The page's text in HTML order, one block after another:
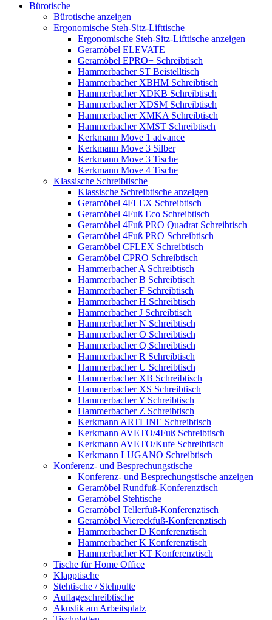
Bürotische
Bürotische anzeigen
Ergonomische Steh-Sitz-Lifttische
Ergonomische Steh-Sitz-Lifttische anzeigen
Geramöbel ELEVATE
Geramöbel EPRO+ Schreibtisch
Hammerbacher ST Beistelltisch
Hammerbacher XBHM Schreibtisch
Hammerbacher XDKB Schreibtisch
Hammerbacher XDSM Schreibtisch
Hammerbacher XMKA Schreibtisch
Hammerbacher XMST Schreibtisch
Kerkmann Move 1 advance
Kerkmann Move 3 Silber
Kerkmann Move 3 Tische
Kerkmann Move 4 Tische
Klassische Schreibtische
Klassische Schreibtische anzeigen
Geramöbel 4FLEX Schreibtisch
Geramöbel 4Fuß Eco Schreibtisch
Geramöbel 4Fuß PRO Quadrat Schreibtisch
Geramöbel 4Fuß PRO Schreibtisch
Geramöbel CFLEX Schreibtisch
Geramöbel CPRO Schreibtisch
Hammerbacher A Schreibtisch
Hammerbacher B Schreibtisch
Hammerbacher F Schreibtisch
Hammerbacher H Schreibtisch
Hammerbacher J Schreibtisch
Hammerbacher N Schreibtisch
Hammerbacher O Schreibtisch
Hammerbacher Q Schreibtisch
Hammerbacher R Schreibtisch
Hammerbacher U Schreibtisch
Hammerbacher XB Schreibtisch
Hammerbacher XS Schreibtisch
Hammerbacher Y Schreibtisch
Hammerbacher Z Schreibtisch
Kerkmann ARTLINE Schreibtisch
Kerkmann AVETO/4Fuß Schreibtisch
Kerkmann AVETO/Kufe Schreibtisch
Kerkmann LUGANO Schreibtisch
Konferenz- und Besprechungstische
Konferenz- und Besprechungstische anzeigen
Geramöbel Rundfuß-Konferenztisch
Geramöbel Stehtische
Geramöbel Tellerfuß-Konferenztisch
Geramöbel Viereckfuß-Konferenztisch
Hammerbacher D Konferenztisch
Hammerbacher K Konferenztisch
Hammerbacher KT Konferenztisch
Tische für Home Office
Klapptische
Stehtische / Stehpulte
Auflageschreibtische
Akustik am Arbeitsplatz